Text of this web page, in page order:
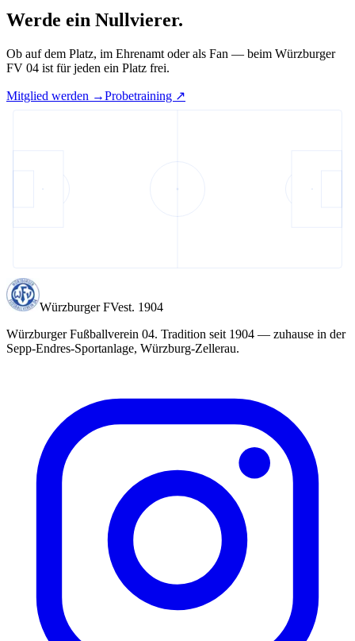
Werde ein Nullvierer.
Ob auf dem Platz, im Ehrenamt oder als Fan — beim Würzburger
FV 04 ist für jeden ein Platz frei.
Mitglied werden →Probetraining ↗︎
Würzburger FVest. 1904
Würzburger Fußballverein 04. Tradition seit 1904 — zuhause in der
Sepp-Endres-Sportanlage, Würzburg-Zellerau.